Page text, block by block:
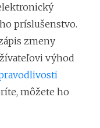
príslušenstvo.
zmeny
výhod
môžete ho